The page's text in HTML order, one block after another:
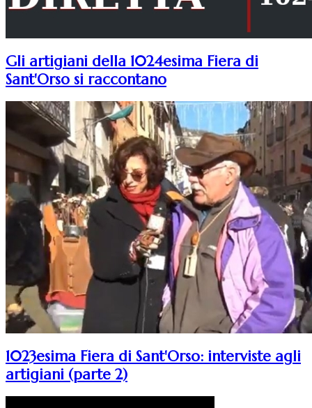
Gli artigiani della 1024esima Fiera di
Sant'Orso si raccontano
1023esima Fiera di Sant'Orso: interviste agli
artigiani (parte 2)